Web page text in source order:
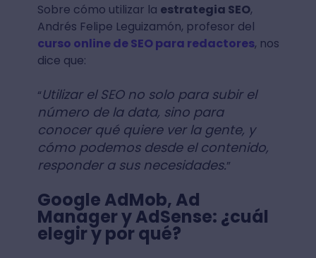
Sobre cómo utilizar la estrategia SEO,
Andrés Felipe Leguizamón, profesor del
curso online de SEO para redactores, nos
dice que:
“Utilizar el SEO no solo para subir el
número de la data, sino para
conocer qué quiere ver la gente, y
cómo podemos desde el contenido,
responder a sus necesidades.”
Google AdMob, Ad
Manager y AdSense: ¿cuál
elegir y por qué?